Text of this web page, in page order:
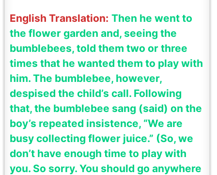
English Translation: Then he went to
the flower garden and, seeing the
bumblebees, told them two or three
times that he wanted them to play with
him. The bumblebee, however,
despised the child’s call. Following
that, the bumblebee sang (said) on the
boy’s repeated insistence, “We are
busy collecting flower juice.” (So, we
don’t have enough time to play with
you. So sorry. You should go anywhere